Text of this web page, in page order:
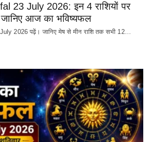
23 July 2026: इन 4 राशियों पर
आज का भविष्यफल
2026 पढ़ें। जानिए मेष से मीन राशि तक सभी 12…